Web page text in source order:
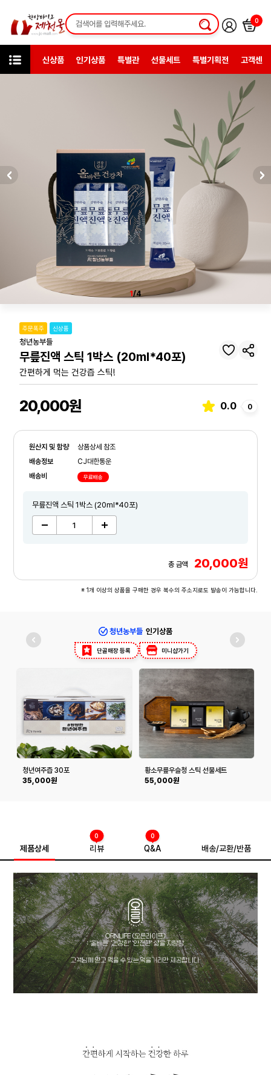
0
신상품 인기상품 특별관 선물세트 특별기획전 고객센터
1/4
주문폭주 신상품
청년농부들
무릎진액 스틱 1박스 (20ml*40포)
간편하게 먹는 건강즙 스틱!
20,000원 0.0 0
원산지 및 함량
상품상세 참조
배송정보
CJ대한통운
배송비
무료배송
무릎진액 스틱 1박스 (20ml*40포)
총 금액 20,000원
※ 1개 이상의 상품을 구매한 경우 복수의 주소지로도 발송이 가능합니다.
청년농부들 인기상품
단골매장 등록 미니샵가기
청년여주즙 30포
35,000원
황소무릎우슬청 스틱 선물세트
55,000원
제품상세 리뷰
0
Q&A
0
배송/교환/반품